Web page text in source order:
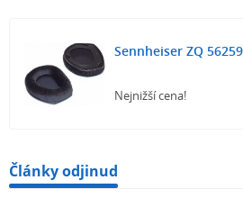
Sennheiser ZQ
Nejnižší cena!
Články odjinud